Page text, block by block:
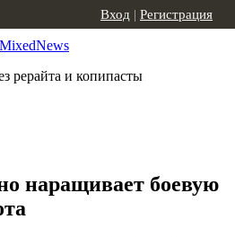
MixedNews
рерайта и копипасты
Вход | Регистрация
наращивает боевую